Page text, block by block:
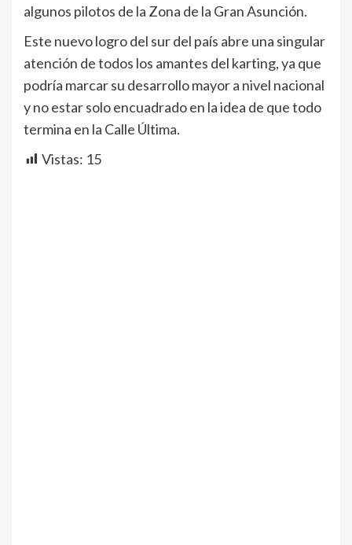
algunos pilotos de la Zona de la Gran Asunción.
Este nuevo logro del sur del país abre una singular
atención de todos los amantes del karting, ya que
podría marcar su desarrollo mayor a nivel nacional
y no estar solo encuadrado en la idea de que todo
termina en la Calle Última.
Vistas: 15